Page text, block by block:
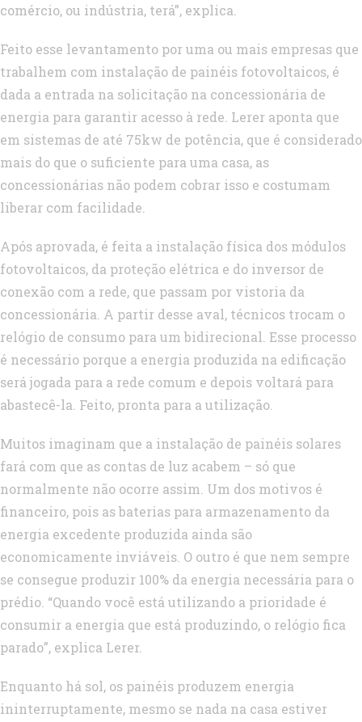
comércio, ou indústria, terá”, explica.
Feito esse levantamento por uma ou mais empresas que
trabalhem com instalação de painéis fotovoltaicos, é
dada a entrada na solicitação na concessionária de
energia para garantir acesso à rede. Lerer aponta que
em sistemas de até 75kw de potência, que é considerado
mais do que o suficiente para uma casa, as
concessionárias não podem cobrar isso e costumam
liberar com facilidade.
Após aprovada, é feita a instalação física dos módulos
fotovoltaicos, da proteção elétrica e do inversor de
conexão com a rede, que passam por vistoria da
concessionária. A partir desse aval, técnicos trocam o
relógio de consumo para um bidirecional. Esse processo
é necessário porque a energia produzida na edificação
será jogada para a rede comum e depois voltará para
abastecê-la. Feito, pronta para a utilização.
Muitos imaginam que a instalação de painéis solares
fará com que as contas de luz acabem – só que
normalmente não ocorre assim. Um dos motivos é
financeiro, pois as baterias para armazenamento da
energia excedente produzida ainda são
economicamente inviáveis. O outro é que nem sempre
se consegue produzir 100% da energia necessária para o
prédio. “Quando você está utilizando a prioridade é
consumir a energia que está produzindo, o relógio fica
parado”, explica Lerer.
Enquanto há sol, os painéis produzem energia
ininterruptamente, mesmo se nada na casa estiver